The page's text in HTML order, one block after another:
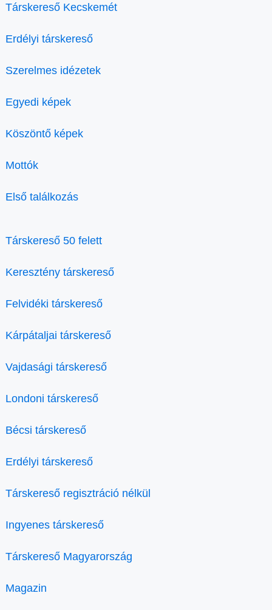
Társkereső Kecskemét
Erdélyi társkereső
Szerelmes idézetek
Egyedi képek
Köszöntő képek
Mottók
Első találkozás
Társkereső 50 felett
Keresztény társkereső
Felvidéki társkereső
Kárpátaljai társkereső
Vajdasági társkereső
Londoni társkereső
Bécsi társkereső
Erdélyi társkereső
Társkereső regisztráció nélkül
Ingyenes társkereső
Társkereső Magyarország
Magazin